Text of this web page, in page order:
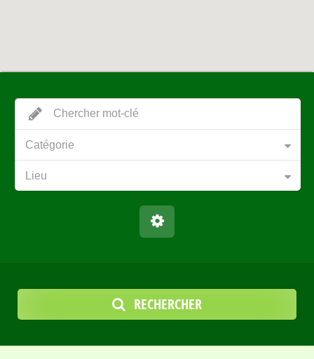
Catégorie
Lieu
RECHERCHER